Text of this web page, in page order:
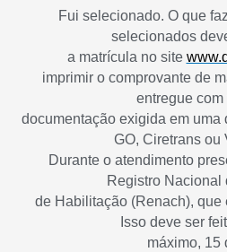
Fui selecionado. O que
selecionados
a matrícula no site
imprimir o comprovante de
entregue com
documentação exigida em uma
GO, Ciretrans ou
Durante o atendimento
Registro Nacional
de Habilitação (Renach), que
Isso deve ser
máximo, 15